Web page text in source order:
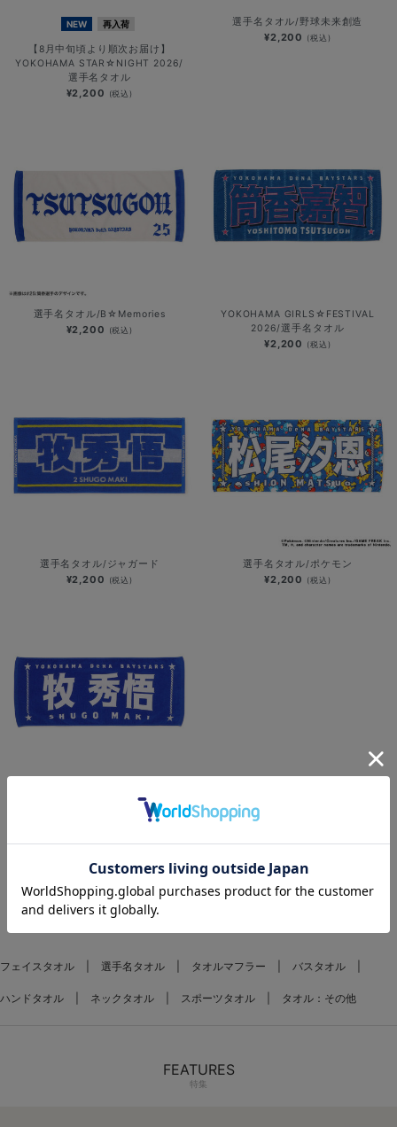
NEW 再入荷
【8月中旬頃より順次お届け】
YOKOHAMA STAR☆NIGHT 2026/
選手名タオル
¥2,200 (税込)
選手名タオル/野球未来創造
¥2,200 (税込)
選手名タオル/B☆Memories
¥2,200 (税込)
YOKOHAMA GIRLS☆FESTIVAL
2026/選手名タオル
¥2,200 (税込)
選手名タオル/ジャガード
¥2,200 (税込)
選手名タオル/ポケモン
¥2,200 (税込)
¥1,900(税込)
1
フェイスタオル 選手名タオル タオルマフラー バスタオル
ハンドタオル ネックタオル スポーツタオル タオル：その他
FEATURES
特集